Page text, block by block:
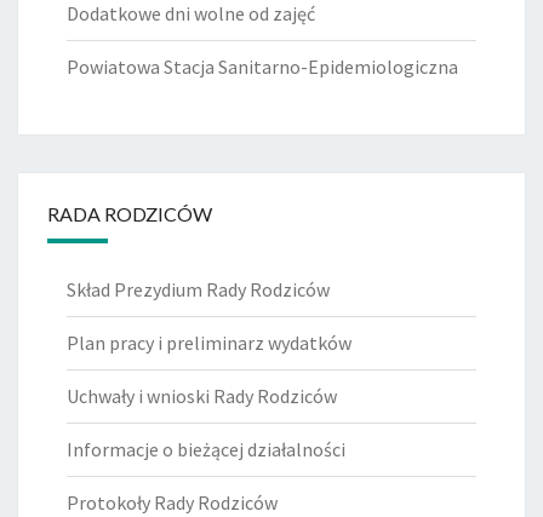
Dodatkowe dni wolne od zajęć
Powiatowa Stacja Sanitarno-Epidemiologiczna
RADA RODZICÓW
Skład Prezydium Rady Rodziców
Plan pracy i preliminarz wydatków
Uchwały i wnioski Rady Rodziców
Informacje o bieżącej działalności
Protokoły Rady Rodziców